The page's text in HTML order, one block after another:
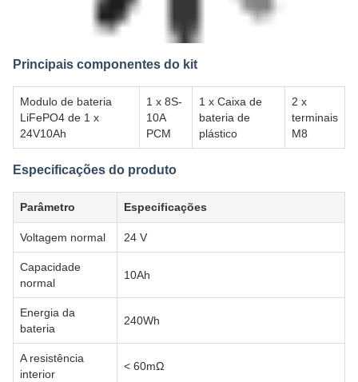
Principais componentes do kit
Modulo de bateria
LiFePO4 de 1 x
24V10Ah
1 x 8S-
10A
PCM
1 x Caixa de
bateria de
plástico
2 x
terminais
M8
Especificações do produto
Parâmetro Especificações
Voltagem normal 24 V
Capacidade
normal
10Ah
Energia da
bateria
240Wh
A resistência
interior
< 60mΩ